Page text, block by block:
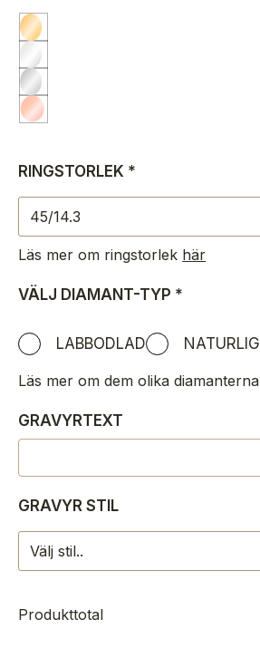
RINGSTORLEK *
Läs mer om ringstorlek här
VÄLJ DIAMANT-TYP *
LABBODLAD NATURLIG
Läs mer om dem olika diamanterna
GRAVYRTEXT
GRAVYR STIL
Produkttotal